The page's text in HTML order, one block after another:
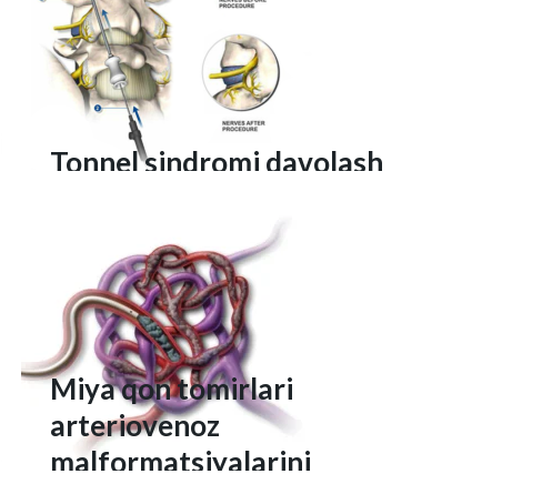
Tonnel sindromi davolash
Miya qon tomirlari
arteriovenoz
malformatsiyalarini